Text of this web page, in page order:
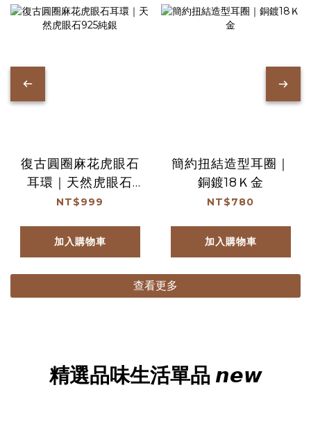
復古圓圈麻花虎眼石
耳環｜天然虎眼石
925純銀
NT$999
加入購物車
簡約扭結造型耳圈｜
銅鍍18Ｋ金
NT$780
加入購物車
查看更多
精選品味生活單品 𝙣𝙚𝙬